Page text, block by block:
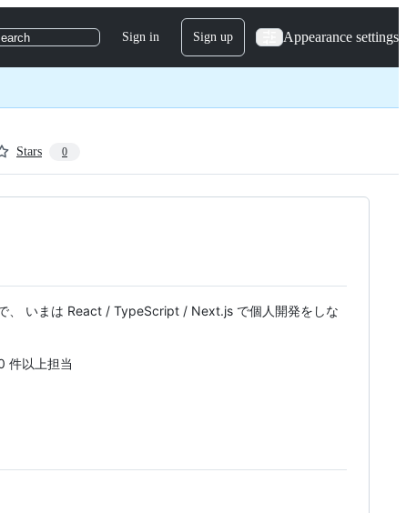
Sign in Sign up Appearance settings
Stars 0
、 いまは React / TypeScript / Next.js で個人開発をしな
件以上担当